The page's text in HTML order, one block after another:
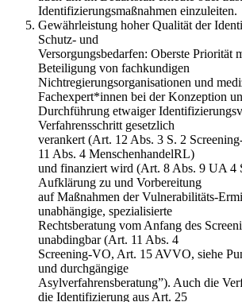
Identifizierungsmaßnahmen einzuleiten.
Gewährleistung hoher Qualität der
Schutz- und
Versorgungsbedarfen: Oberste Priorität
Beteiligung von fachkundigen
Nichtregierungsorganisationen und
Fachexpert*innen bei der Konzeption
Durchführung etwaiger
Verfahrensschritt gesetzlich
verankert (Art. 12 Abs. 3 S. 2
11 Abs. 4 MenschenhandelRL)
und finanziert wird (Art. 8 Abs. 9 UA 4
Aufklärung zu und Vorbereitung
auf Maßnahmen der Vulnerabilitäts-
unabhängige, spezialisierte
Rechtsberatung vom Anfang des
unabdingbar (Art. 11 Abs. 4
Screening-VO, Art. 15 AVVO, siehe
und durchgängige
Asylverfahrensberatung”). Auch die
die Identifizierung aus Art. 25